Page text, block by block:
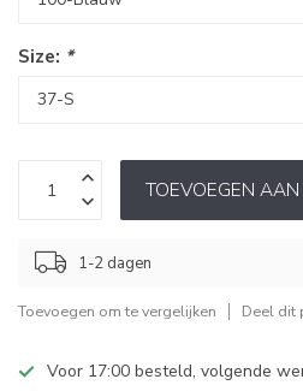
Size: *
TOEVOEGEN
1-2 dagen
Toevoegen om te vergelijken Deel dit
Voor 17:00 besteld, volgende